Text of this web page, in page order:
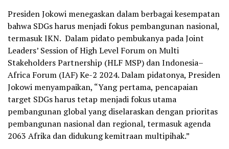
Presiden Jokowi menegaskan dalam berbagai kesempatan
bahwa SDGs harus menjadi fokus pembangunan nasional,
termasuk IKN. Dalam pidato pembukanya pada Joint
Leaders’ Session of High Level Forum on Multi
Stakeholders Partnership (HLF MSP) dan Indonesia–
Africa Forum (IAF) Ke-2 2024. Dalam pidatonya, Presiden
Jokowi menyampaikan, “Yang pertama, pencapaian
target SDGs harus tetap menjadi fokus utama
pembangunan global yang diselaraskan dengan prioritas
pembangunan nasional dan regional, termasuk agenda
2063 Afrika dan didukung kemitraan multipihak.”